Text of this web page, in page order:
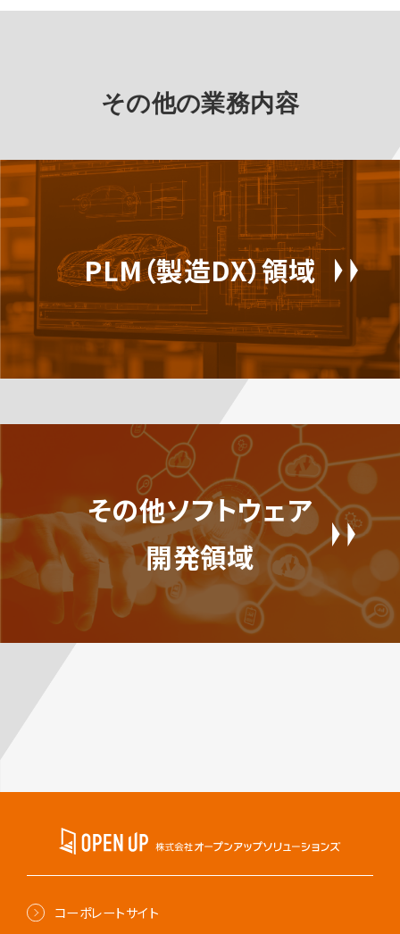
その他の業務内容
PLM（製造DX）領域
その他ソフトウェア
開発領域
コーポレートサイト